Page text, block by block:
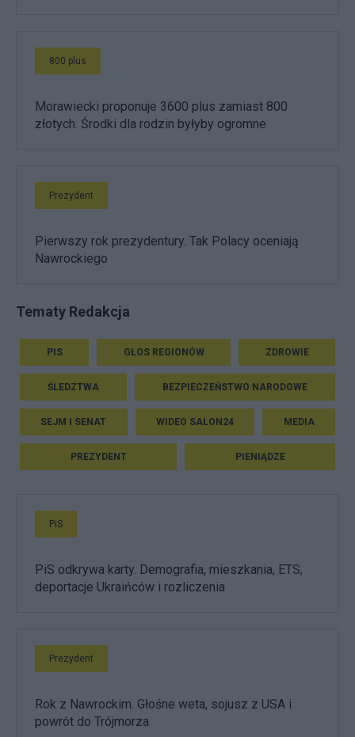
800 plus
Morawiecki proponuje 3600 plus zamiast 800
złotych. Środki dla rodzin byłyby ogromne
Prezydent
Pierwszy rok prezydentury. Tak Polacy oceniają
Nawrockiego
Tematy Redakcja
PIS GŁOS REGIONÓW ZDROWIE
ŚLEDZTWA BEZPIECZEŃSTWO NARODOWE
SEJM I SENAT WIDEO SALON24 MEDIA
PREZYDENT PIENIĄDZE
PiS
PiS odkrywa karty. Demografia, mieszkania, ETS,
deportacje Ukraińców i rozliczenia
Prezydent
Rok z Nawrockim. Głośne weta, sojusz z USA i
powrót do Trójmorza